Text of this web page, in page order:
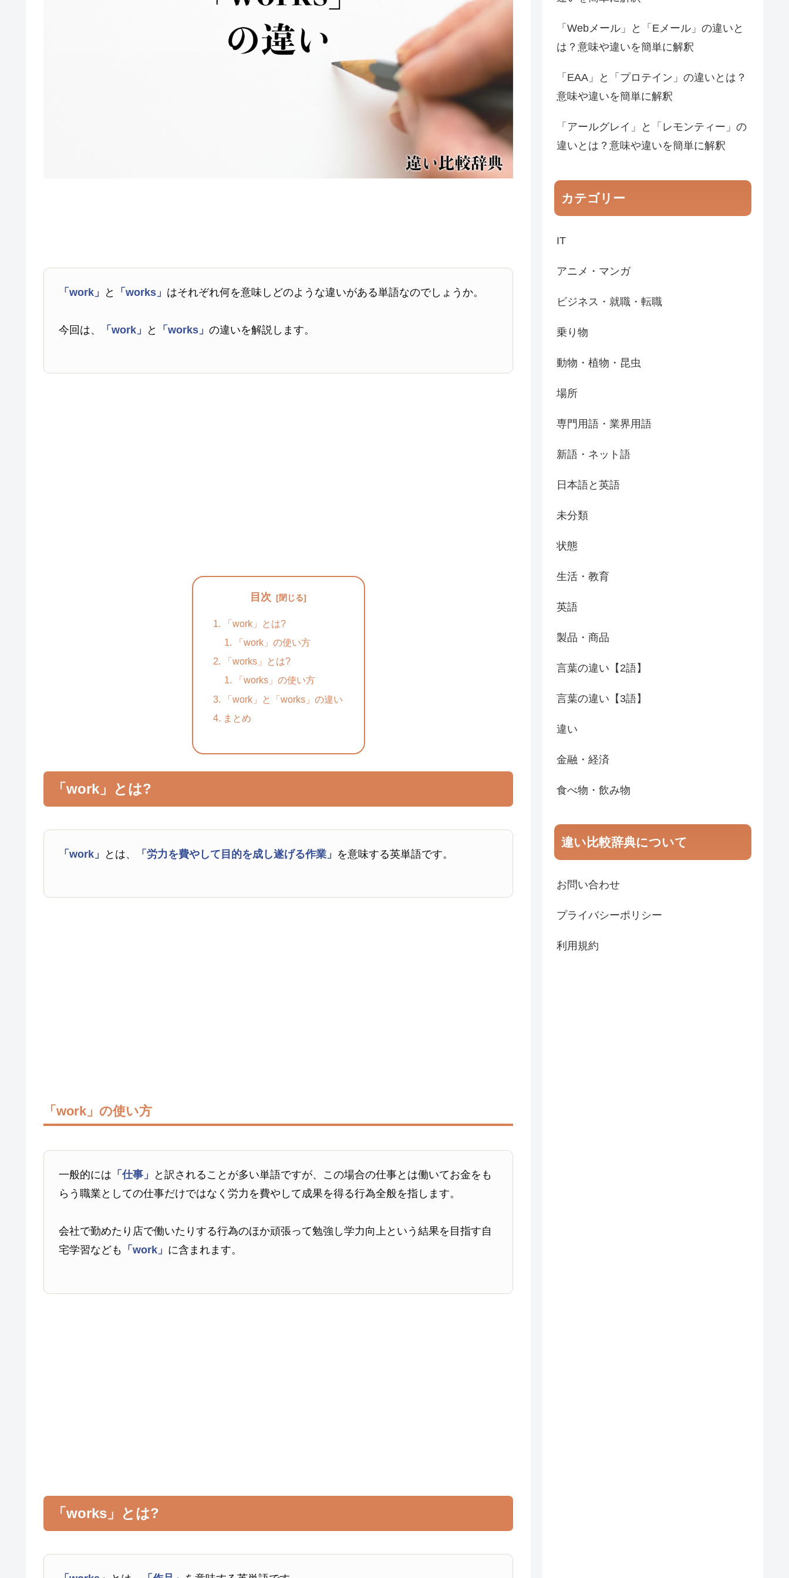
「work」 と 「works」 はそれぞれ何を意味しどのような違いがある単語なのでしょうか。
今回は、 「work」 と 「works」の違いを解説します。
目次
「work」とは?
「work」の使い方
「works」とは?
「works」の使い方
「work」と「works」の違い
まとめ
「work」とは?
「work」 とは、 「労力を費やして目的を成し遂げる作業」 を意味する英単語です。
「work」の使い方
一般的には 「仕事」
と訳されることが多い単語ですが、この場合の仕事とは働いてお金をも
らう職業としての仕事だけではなく労力を費やして成果を得る行為全般を指します。
会社で勤めたり店で働いたりする行為のほか頑張って勉強し学力向上という結果を目指す自
宅学習なども 「work」 に含まれます。
「works」とは?
「Webメール」と「Eメール」の違いと
は？意味や違いを簡単に解釈
「EAA」と「プロテイン」の違いとは？
意味や違いを簡単に解釈
「アールグレイ」と「レモンティー」の
違いとは？意味や違いを簡単に解釈
カテゴリー
IT
アニメ・マンガ
ビジネス・就職・転職
乗り物
動物・植物・昆虫
場所
専門用語・業界用語
新語・ネット語
日本語と英語
未分類
状態
生活・教育
英語
製品・商品
言葉の違い【2語】
言葉の違い【3語】
違い
金融・経済
食べ物・飲み物
違い比較辞典について
お問い合わせ
プライバシーポリシー
利用規約